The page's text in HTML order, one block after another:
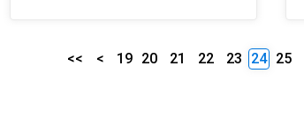
<< < 19 20 21 22 23 24 25